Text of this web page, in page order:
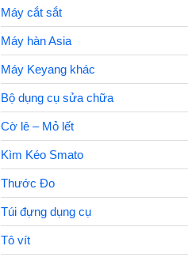
Máy cắt sắt
Máy hàn Asia
Máy Keyang khác
Bộ dụng cụ sửa chữa
Cờ lê – Mỏ lết
Kìm Kéo Smato
Thước Đo
Túi đựng dụng cụ
Tô vít